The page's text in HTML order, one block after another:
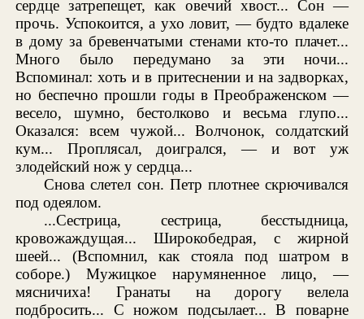
сердце затрепещет, как овечий хвост... Сон —
прочь. Успокоится, а ухо ловит, — будто вдалеке
в дому за бревенчатыми стенами кто-то плачет...
Много было передумано за эти ночи...
Вспоминал: хоть и в притеснении и на задворках,
но беспечно прошли годы в Преображенском —
весело, шумно, бестолково и весьма глупо...
Оказался: всем чужой... Волчонок, солдатский
кум... Проплясал, доигрался, — и вот уж
злодейский нож у сердца...
Снова слетел сон. Петр плотнее скрючивался
под одеялом.
...Сестрица, сестрица, бесстыдница,
кровожаждущая... Широкобедрая, с жирной
шеей... (Вспомнил, как стояла под шатром в
соборе.) Мужицкое нарумяненное лицо, —
мясничиха! Гранаты на дорогу велела
подбросить... С ножом подсылает... В поварне